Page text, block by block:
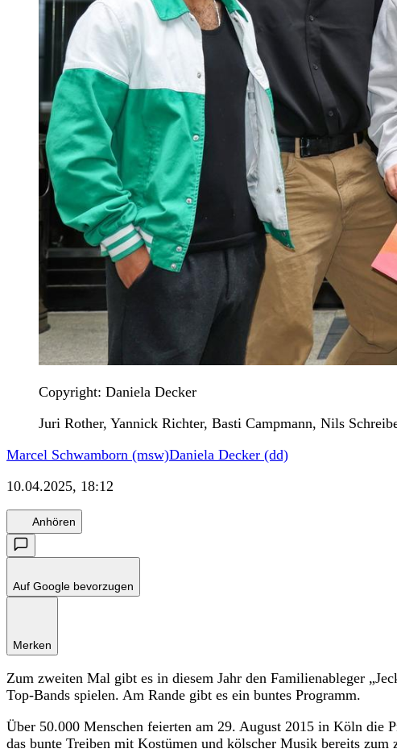
Copyright: Daniela Decker
Juri Rother, Yannick Richter, Basti Campmann, Nils
Marcel Schwamborn (msw)Daniela Decker (dd)
10.04.2025, 18:12
Anhören
Auf Google bevorzugen
Merken
Zum zweiten Mal gibt es in diesem Jahr den Familienableger
Top-Bands spielen. Am Rande gibt es ein buntes Programm.
Über 50.000 Menschen feierten am 29. August 2015 in Köln die
das bunte Treiben mit Kostümen und kölscher Musik bereits zum